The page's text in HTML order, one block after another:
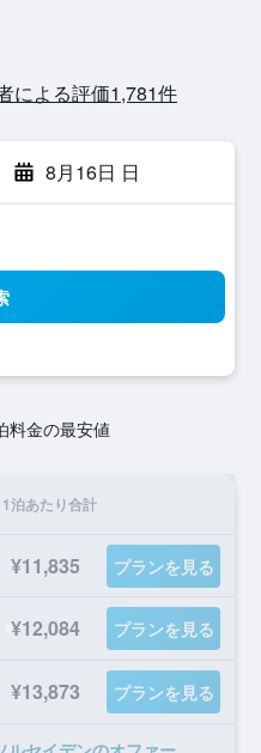
による評価1,781​件
8月16日 日
料金の最安値
1泊あたり合計
¥11,835 プランを見る
¥12,084 プランを見る
¥13,873 プランを見る